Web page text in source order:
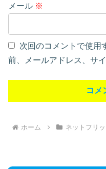
メール ※
次回のコメントで使用
前、メールアドレス、サ
ホーム ネットフリ